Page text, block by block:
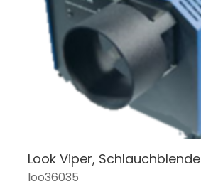
Look Viper, Schlauchblende
loo36035